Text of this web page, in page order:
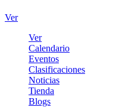
Ver
Ver
Calendario
Eventos
Clasificaciones
Noticias
Tienda
Blogs